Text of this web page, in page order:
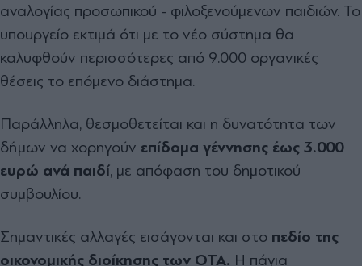
αναλογίας προσωπικού - φιλοξενούμενων παιδιών. Το
υπουργείο εκτιμά ότι με το νέο σύστημα θα
καλυφθούν περισσότερες από 9.000 οργανικές
θέσεις το επόμενο διάστημα.
Παράλληλα, θεσμοθετείται και η δυνατότητα των
δήμων να χορηγούν επίδομα γέννησης έως 3.000
ευρώ ανά παιδί, με απόφαση του δημοτικού
συμβουλίου.
Σημαντικές αλλαγές εισάγονται και στο πεδίο της
οικονομικής διοίκησης των ΟΤΑ. Η πάγια